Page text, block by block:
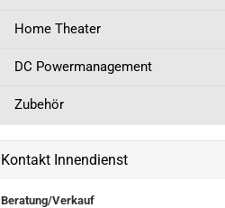
Home Theater
DC Powermanagement
Zubehör
Kontakt Innendienst
Beratung/Verkauf